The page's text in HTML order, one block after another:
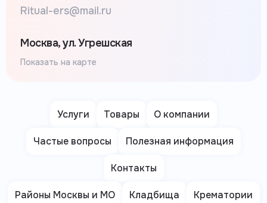
Ritual-ers@mail.ru
Москва, ул. Угрешская
Показать на карте
Услуги Товары О компании
Частые вопросы Полезная информация
Контакты
Районы Москвы и МО Кладбища Крематории